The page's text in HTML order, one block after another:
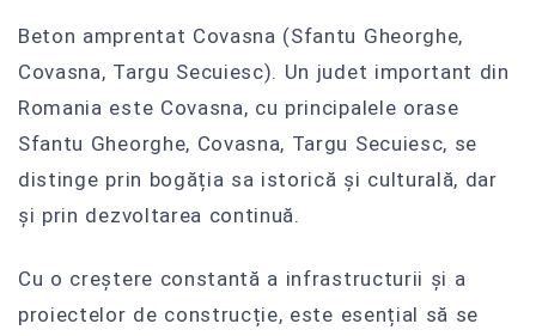
Beton amprentat Covasna (Sfantu Gheorghe,
Covasna, Targu Secuiesc). Un judet important din
Romania este Covasna, cu principalele orase
Sfantu Gheorghe, Covasna, Targu Secuiesc, se
distinge prin bogăția sa istorică și culturală, dar
și prin dezvoltarea continuă.
Cu o creștere constantă a infrastructurii și a
proiectelor de construcție, este esențial să se